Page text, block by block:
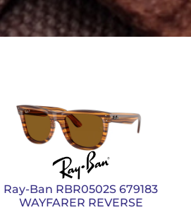
Ray-Ban RBR0502S 679183
WAYFARER REVERSE